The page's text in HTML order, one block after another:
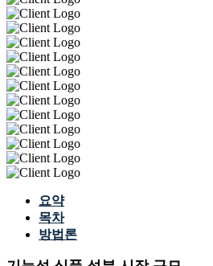
요약
목차
방법론